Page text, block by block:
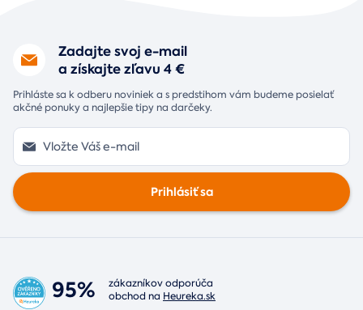
Zadajte svoj e-mail
a získajte zľavu 4 €
Prihláste sa k odberu noviniek a s predstihom vám budeme posielať
akčné ponuky a najlepšie tipy na darčeky.
Prihlásiť sa
95%
zákazníkov odporúča
obchod na Heureka.sk